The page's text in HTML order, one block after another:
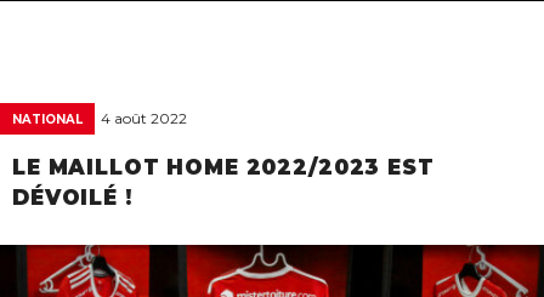
NATIONAL 4 août 2022
LE MAILLOT HOME 2022/2023 EST
DÉVOILÉ !